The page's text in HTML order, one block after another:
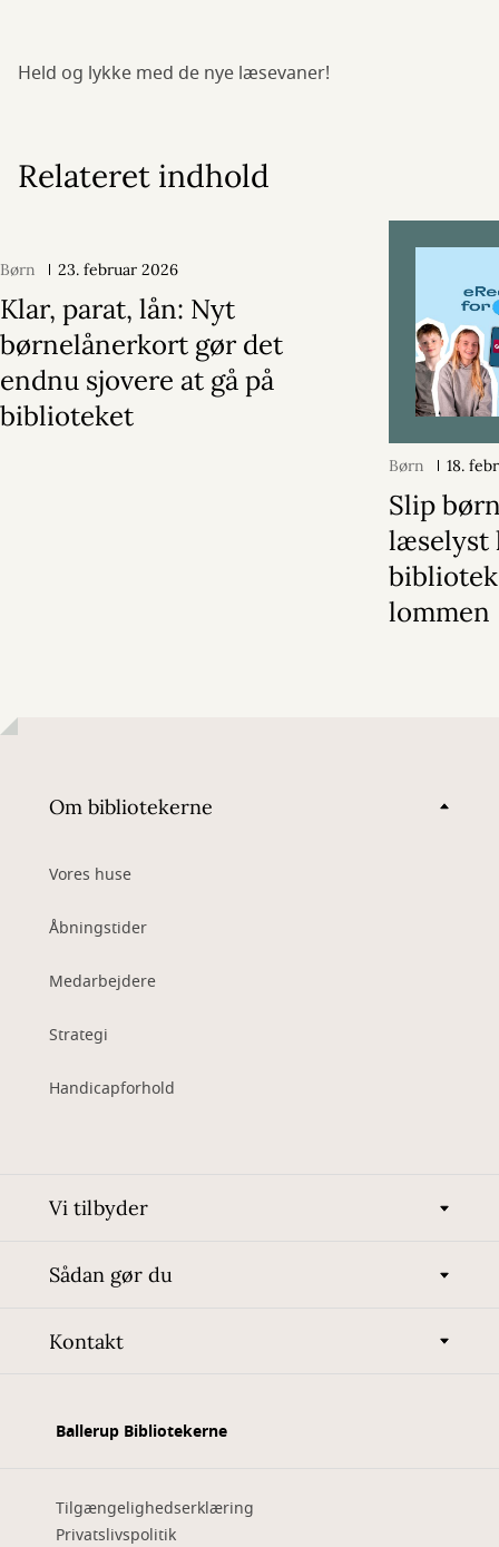
Held og lykke med de nye læsevaner!
Relateret indhold
Børn 23. februar 2026
Klar, parat, lån: Nyt
børnelånerkort gør det
endnu sjovere at gå på
biblioteket
Børn 18.
Slip
læselyst
lommen
Om bibliotekerne
Vores huse
Åbningstider
Medarbejdere
Strategi
Handicapforhold
Vi tilbyder
Sådan gør du
Kontakt
Ballerup Bibliotekerne
Tilgængelighedserklæring
Privatslivspolitik